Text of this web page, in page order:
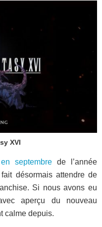
XVI
septembre de l’année
désormais attendre de
Si nous avons eu
aperçu du nouveau
calme depuis.